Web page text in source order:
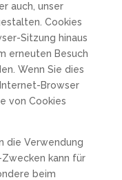
auch, unser
Cookies
Sitzung hinaus
erneuten Besuch
Wenn Sie dies
Browser
von Cookies
die Verwendung
kann für
beim